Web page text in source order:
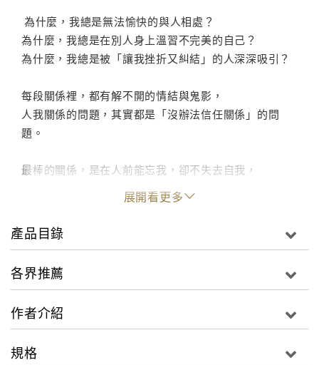
為什麼，我總是無法愉快的與人相處？
為什麼，我總是在別人身上溫習不完美的自己？
為什麼，我總是被「讓我挫折又糾結」的人深深吸引？
每段關係裡，都有解不開的情結與鬼影，
人我關係的問題，其實都是「沒辦法信任關係」的問
題。
最棒的關係，是在人前能忘我，卻不失去自我，
你得先學會「和自己作伴」，
從「我」找到「我們」，各種好關係才會隨之而來。
最暖心的「療癒嚮導」許皓宜，旁徵博引各種心理動力
不過的情結。
心無法放過自己的遺憾，然後才能發現，原來每段好與
展開看更多
產品目錄
各界推薦
作者介紹
規格